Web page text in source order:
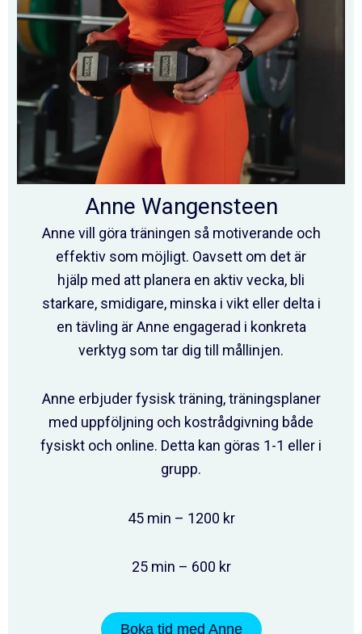
Anne Wangensteen
Anne vill göra träningen så motiverande och
effektiv som möjligt. Oavsett om det är
hjälp med att planera en aktiv vecka, bli
starkare, smidigare, minska i vikt eller delta i
en tävling är Anne engagerad i konkreta
verktyg som tar dig till mållinjen.
Anne erbjuder fysisk träning, träningsplaner
med uppföljning och kostrådgivning både
fysiskt och online. Detta kan göras 1-1 eller i
grupp.
45 min – 1200 kr
25 min – 600 kr
Boka tid med Anne